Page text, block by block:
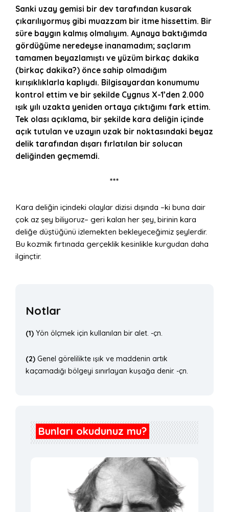
Sanki uzay gemisi bir dev tarafından kusarak
çıkarılıyormuş gibi muazzam bir itme hissettim. Bir
süre baygın kalmış olmalıyım. Aynaya baktığımda
gördüğüme neredeyse inanamadım; saçlarım
tamamen beyazlamıştı ve yüzüm birkaç dakika
(birkaç dakika?) önce sahip olmadığım
kırışıklıklarla kaplıydı. Bilgisayardan konumumu
kontrol ettim ve bir şekilde Cygnus X-1’den 2.000
ışık yılı uzakta yeniden ortaya çıktığımı fark ettim.
Tek olası açıklama, bir şekilde kara deliğin içinde
açık tutulan ve uzayın uzak bir noktasındaki beyaz
delik tarafından dışarı fırlatılan bir solucan
deliğinden geçmemdi.
***
Kara deliğin içindeki olaylar dizisi dışında –ki buna dair
çok az şey biliyoruz– geri kalan her şey, birinin kara
deliğe düştüğünü izlemekten bekleyeceğimiz şeylerdir.
Bu kozmik fırtınada gerçeklik kesinlikle kurgudan daha
ilginçtir.
Notlar
(1) Yön ölçmek için kullanılan bir alet. -çn.
(2) Genel görelilikte ışık ve maddenin artık
kaçamadığı bölgeyi sınırlayan kuşağa denir. -çn.
Bunları okudunuz mu?